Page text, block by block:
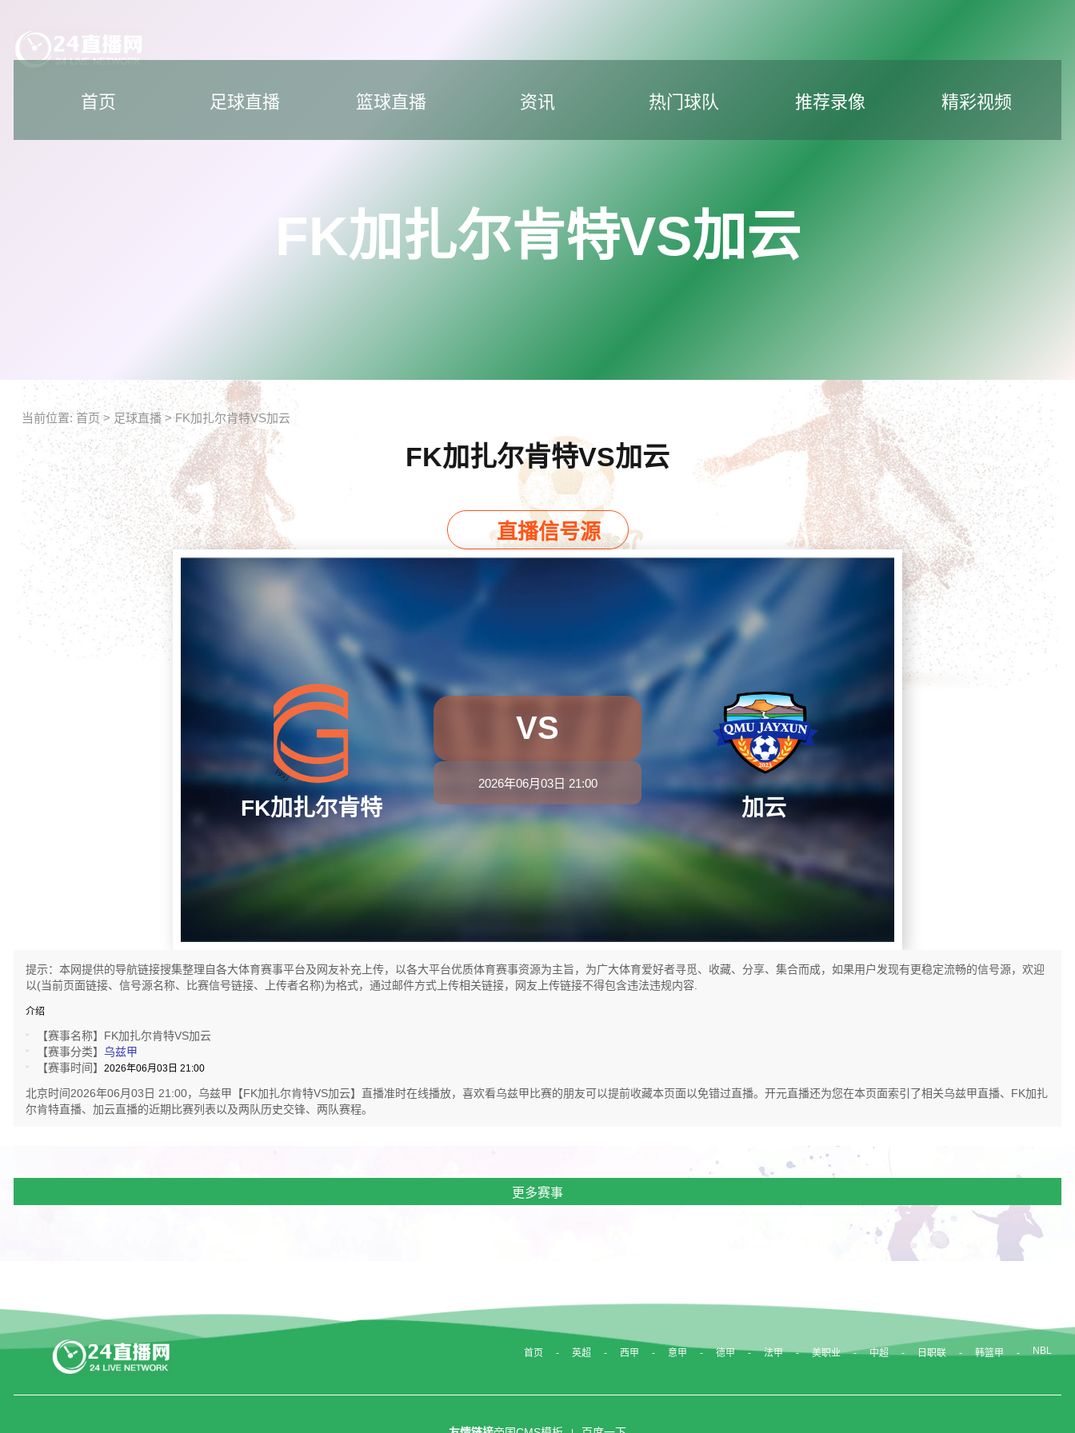
首页 足球直播 篮球直播 资讯 热门球队 推荐录像 精彩视频
FK加扎尔肯特VS加云
当前位置: 首页 > 足球直播>FK加扎尔肯特VS加云
FK加扎尔肯特VS加云
直播信号源
FK加扎尔肯特
VS
2026年06月03日 21:00
加云
提示：本网提供的导航链接搜集整理自各大体育赛事平台及网友补充上传，以各大平台优质体育赛事资源为主旨，为广大体育爱好者寻觅、收藏、分享、集合而成，如果用户发现有更稳定流畅的信号源，欢迎
以(当前页面链接、信号源名称、比赛信号链接、上传者名称)为格式，通过邮件方式上传相关链接，网友上传链接不得包含违法违规内容.
介绍
【赛事名称】 FK加扎尔肯特VS加云
【赛事分类】 乌兹甲
【赛事时间】 2026年06月03日 21:00
北京时间2026年06月03日 21:00，乌兹甲【FK加扎尔肯特VS加云】直播准时在线播放，喜欢看乌兹甲比赛的朋友可以提前收藏本页面以免错过直播。开元直播还为您在本页面索引了相关乌兹甲直播、FK加扎
尔肯特直播、加云直播的近期比赛列表以及两队历史交锋、两队赛程。
更多赛事
首页 英超 西甲 意甲 德甲 法甲 美职业 中超 日职联 韩篮甲 NBL